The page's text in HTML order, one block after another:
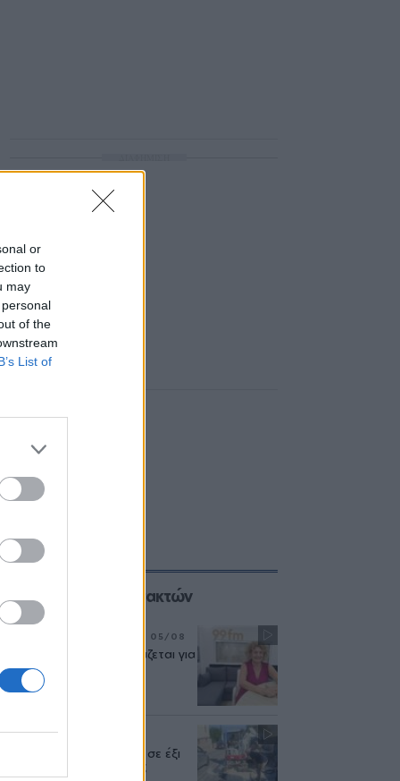
or
to
may
of the
List of
Επιλογές των Συντακτών
05/08
«Η ασφάλεια δεν θυσιάζεται για
τις δημόσιες σχέσεις»
ΜΥΤΙΛΗΝΗ
Διακοπή υδροδότησης σε έξι
περιοχές της Μυτιλήνης